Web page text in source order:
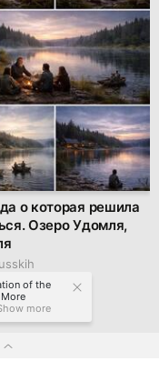
о которая решила
Озеро Удомля,
of the
more